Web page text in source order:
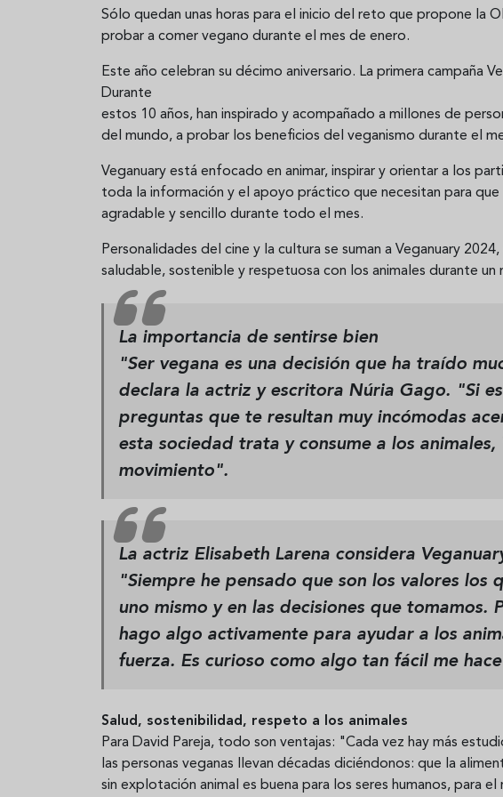
Sólo quedan unas horas para el inicio del reto que propone la
probar a comer vegano durante el mes de enero.
Este año celebran su décimo aniversario. La primera campaña
Durante
estos 10 años, han inspirado y acompañado a millones de
del mundo, a probar los beneficios del veganismo durante el
Veganuary está enfocado en animar, inspirar y orientar a los
toda la información y el apoyo práctico que necesitan para
agradable y sencillo durante todo el mes.
Personalidades del cine y la cultura se suman a Veganuary
saludable, sostenible y respetuosa con los animales durante un
La importancia de sentirse bien
"Ser vegana es una decisión que ha traído
declara la actriz y escritora Núria Gago. "Si
preguntas que te resultan muy incómodas
esta sociedad trata y consume a los animales,
movimiento".
La actriz Elisabeth Larena considera
"Siempre he pensado que son los valores los
uno mismo y en las decisiones que tomamos.
hago algo activamente para ayudar a los
fuerza. Es curioso como algo tan fácil me
Salud, sostenibilidad, respeto a los animales
Para David Pareja, todo son ventajas: "Cada vez hay más
las personas veganas llevan décadas diciéndonos: que la
sin explotación animal es buena para los seres humanos, para